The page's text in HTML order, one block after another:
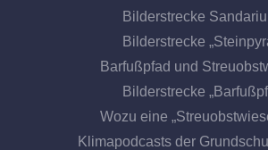
Bilderstrecke
Bilderstrecke
Barfußpfad und
Bilderstrecke
Wozu eine
Klimapodcasts der